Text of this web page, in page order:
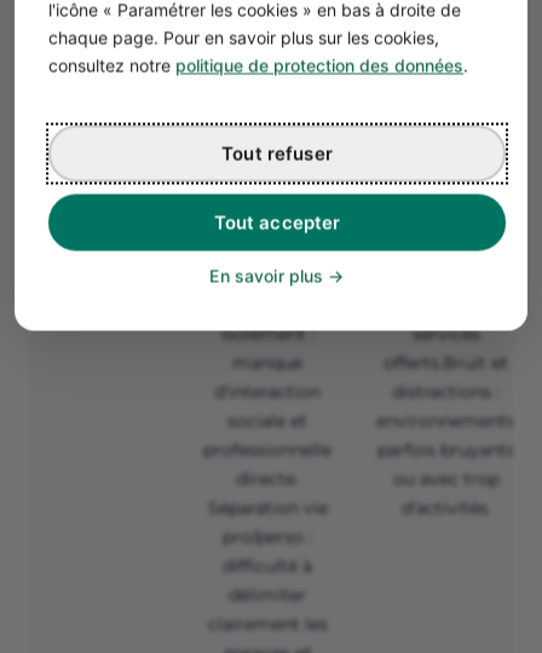
l'icône « Paramétrer les cookies » en bas à droite de
chaque page. Pour en savoir plus sur les cookies,
consultez notre politique de protection des données.
Tout accepter
Tout refuser
En savoir plus
travail.
selon les
besoins (bureau
dédié, hot-
Inconvénient
Distractions :
risque
d'interruptions
par les tâches
ménagères ou
Isolement :
manque
d'interaction
sociale et
professionnelle
directe.
Séparation vie
pro/perso :
difficulté à
délimiter
clairement les
mensuels qui
conséquents
services
offerts.
Bruit et
distractions :
environnements
parfois bruyants
ou avec trop
d'activités.